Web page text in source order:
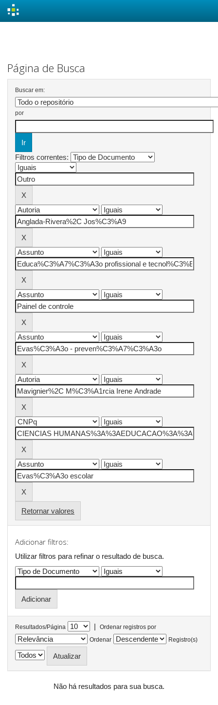
Página de Busca
Buscar em:
por
Filtros correntes:
Retornar valores
Adicionar filtros:
Utilizar filtros para refinar o resultado de busca.
Resultados/Página |
Ordenar registros por
Ordenar
Registro(s)
Não há resultados para sua busca.